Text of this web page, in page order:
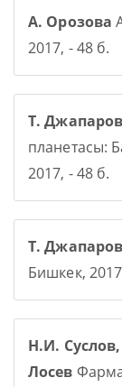
А. Орозова
2017, - 48 б.
Т.
планетасы:
2017, - 48 б.
Т. Джапаров
Бишкек,
Н.И.
Лосев